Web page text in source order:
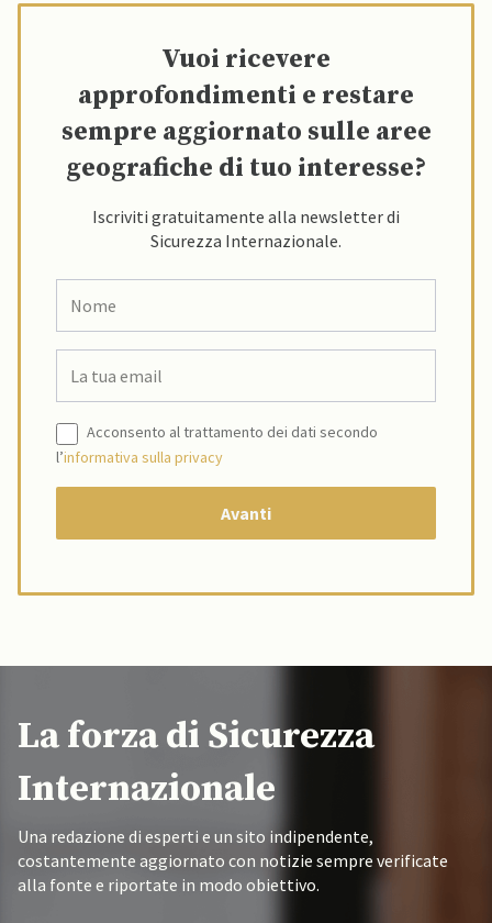
Vuoi ricevere
approfondimenti e restare
sempre aggiornato sulle aree
geografiche di tuo interesse?
Iscriviti gratuitamente alla newsletter di
Sicurezza Internazionale.
Acconsento al trattamento dei dati secondo
l’informativa sulla privacy
La forza di Sicurezza
Internazionale
Una redazione di esperti e un sito indipendente,
costantemente aggiornato con notizie sempre verificate
alla fonte e riportate in modo obiettivo.